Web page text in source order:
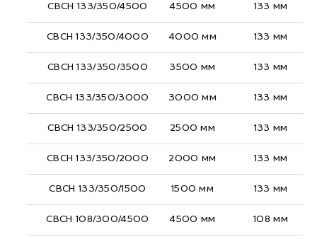
СВСН 133/350/4500 4500 мм 133 мм
СВСН 133/350/4000 4000 мм 133 мм
СВСН 133/350/3500 3500 мм 133 мм
СВСН 133/350/3000 3000 мм 133 мм
СВСН 133/350/2500 2500 мм 133 мм
СВСН 133/350/2000 2000 мм 133 мм
СВСН 133/350/1500 1500 мм 133 мм
СВСН 108/300/4500 4500 мм 108 мм